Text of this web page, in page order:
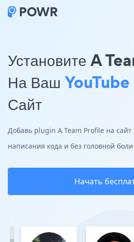
Установите A
На Ваш YouTube
Сайт
Добавь plugin A Team Profile на сайт
написания кода и без головной боли
Начать